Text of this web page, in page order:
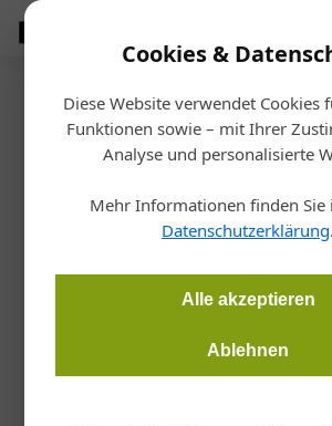
Cookies &
Diese Website verwendet Cookies
Funktionen sowie – mit Ihrer
Analyse und personalisierte
Mehr Informationen finden Sie
Datenschutzerklärung.
Alle akzeptieren
Ablehnen
Startseite/Allgemein
Porträt
Bodenhaftung
Gudrun Haigermoser
Lebensraumgestaltung verbindet
mit fundierter Beratung rund um Böden,